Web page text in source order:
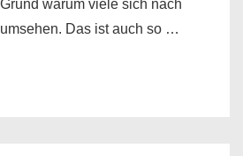
warum viele sich nach
Das ist auch so …